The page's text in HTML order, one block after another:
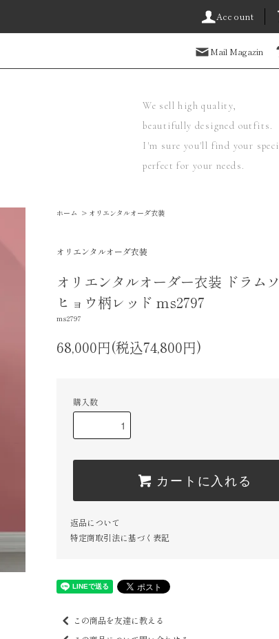
Account
Mail Magazin
We sell high quality,
beautifully designed outfits.
I'm sure you'll find your
perfect for your needs.
ホーム > オリエンタルオーダ衣装
オリエンタルオーダ衣装
オリエンタルオーダー衣装 ドラム
ヒョウ柄レッド ms2797
ms2797
68,000円(税込74,800円)
購入数
カートに入れる
返品について
特定商取引法に基づく表記
この商品を友達に教える